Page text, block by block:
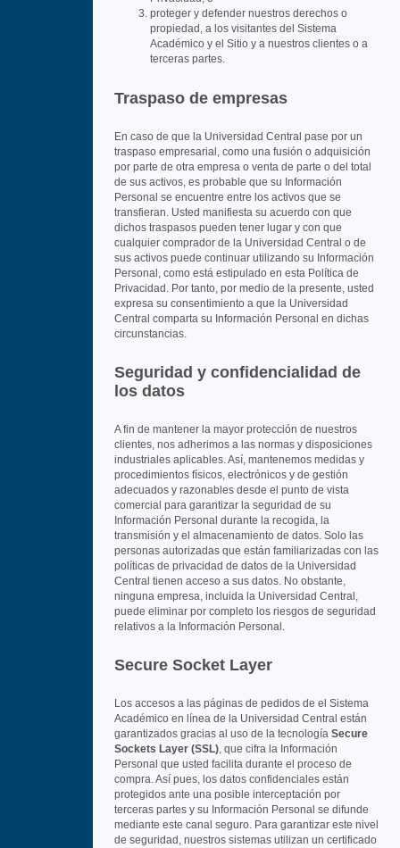
proteger y defender nuestros derechos o
propiedad, a los visitantes del Sistema
Académico y el Sitio y a nuestros clientes o a
terceras partes.
Traspaso de empresas
En caso de que la Universidad Central pase por un
traspaso empresarial, como una fusión o adquisición
por parte de otra empresa o venta de parte o del total
de sus activos, es probable que su Información
Personal se encuentre entre los activos que se
transfieran. Usted manifiesta su acuerdo con que
dichos traspasos pueden tener lugar y con que
cualquier comprador de la Universidad Central o de
sus activos puede continuar utilizando su Información
Personal, como está estipulado en esta Política de
Privacidad. Por tanto, por medio de la presente, usted
expresa su consentimiento a que la Universidad
Central comparta su Información Personal en dichas
circunstancias.
Seguridad y confidencialidad de
los datos
A fin de mantener la mayor protección de nuestros
clientes, nos adherimos a las normas y disposiciones
industriales aplicables. Así, mantenemos medidas y
procedimientos físicos, electrónicos y de gestión
adecuados y razonables desde el punto de vista
comercial para garantizar la seguridad de su
Información Personal durante la recogida, la
transmisión y el almacenamiento de datos. Solo las
personas autorizadas que están familiarizadas con las
políticas de privacidad de datos de la Universidad
Central tienen acceso a sus datos. No obstante,
ninguna empresa, incluida la Universidad Central,
puede eliminar por completo los riesgos de seguridad
relativos a la Información Personal.
Secure Socket Layer
Los accesos a las páginas de pedidos de el Sistema
Académico en línea de la Universidad Central están
garantizados gracias al uso de la tecnología Secure
Sockets Layer (SSL), que cifra la Información
Personal que usted facilita durante el proceso de
compra. Así pues, los datos confidenciales están
protegidos ante una posible interceptación por
terceras partes y su Información Personal se difunde
mediante este canal seguro. Para garantizar este nivel
de seguridad, nuestros sistemas utilizan un certificado